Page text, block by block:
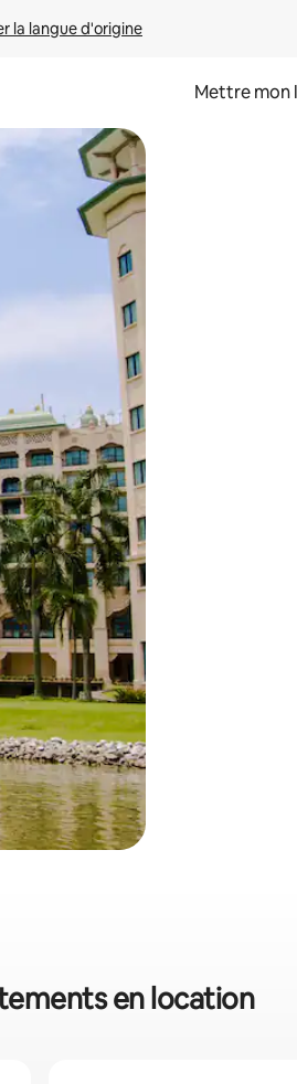
la langue d'origine
Mettre mon
en faisant glisser.
en location